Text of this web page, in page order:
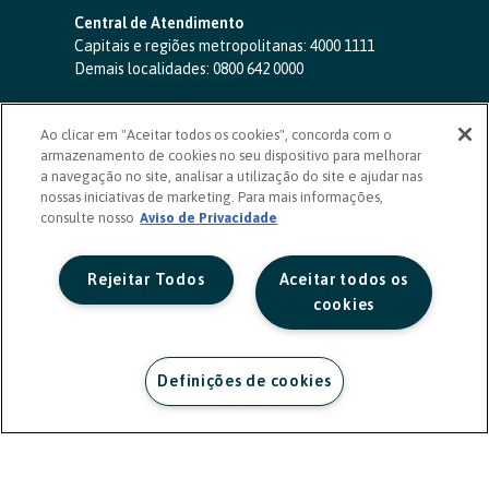
Central de Atendimento
Capitais e regiões metropolitanas: 4000 1111
Demais localidades: 0800 642 0000
SAC 24 horas-0800 724 4420
Ouvidoria
0800 725 0996
(de segunda a sexta, das 8h às 20h)
ouvidoriasicoob.com.br
Deficientes auditivos ou de fala
Ao clicar em "Aceitar todos os cookies", concorda com o
armazenamento de cookies no seu dispositivo para melhorar
a navegação no site, analisar a utilização do site e ajudar nas
nossas iniciativas de marketing. Para mais informações,
consulte nosso Aviso de Privacidade
Aceitar todos os
cookies
Rejeitar Todos
Definições de cookies